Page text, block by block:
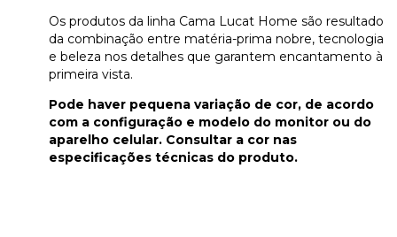
Os produtos da linha Cama Lucat Home são resultado
da combinação entre matéria-prima nobre, tecnologia
e beleza nos detalhes que garantem encantamento à
primeira vista.
Pode haver pequena variação de cor, de acordo
com a configuração e modelo do monitor ou do
aparelho celular. Consultar a cor nas
especificações técnicas do produto.